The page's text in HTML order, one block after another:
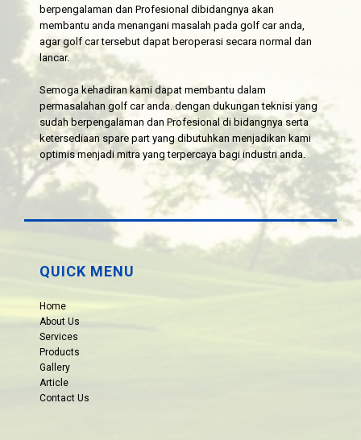
berpengalaman dan Profesional dibidangnya akan
membantu anda menangani masalah pada golf car anda,
agar golf car tersebut dapat beroperasi secara normal dan
lancar.
Semoga kehadiran kami dapat membantu dalam
permasalahan golf car anda. dengan dukungan teknisi yang
sudah berpengalaman dan Profesional di bidangnya serta
ketersediaan spare part yang dibutuhkan menjadikan kami
optimis menjadi mitra yang terpercaya bagi industri anda.
QUICK MENU
Home
About Us
Services
Products
Gallery
Article
Contact Us